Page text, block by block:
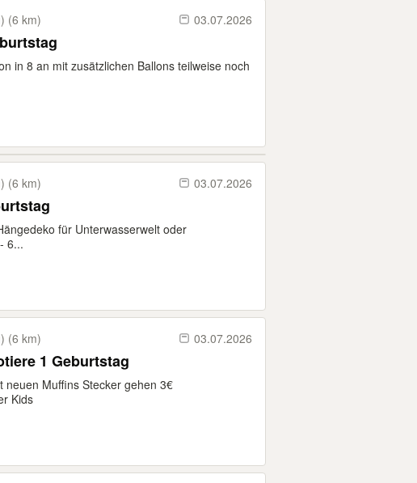
(6 km) 03.07.2026
in 8 an mit zusätzlichen Ballons teilweise noch
(6 km) 03.07.2026
für Unterwasserwelt oder
6...
(6 km) 03.07.2026
1 Geburtstag
neuen Muffins Stecker gehen 3€
Kids